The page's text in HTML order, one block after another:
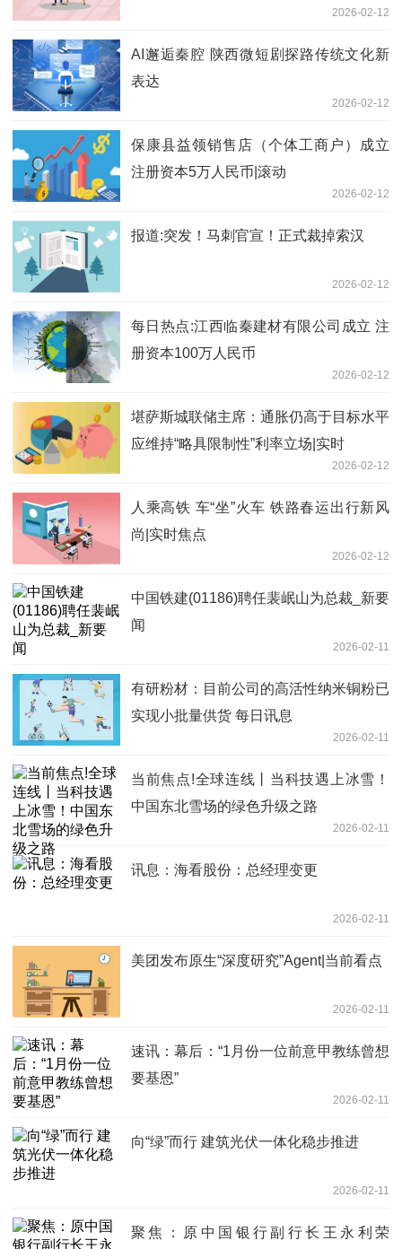
2026-02-12
AI邂逅秦腔 陕西微短剧探路传统文化新
表达
2026-02-12
保康县益领销售店（个体工商户）成立
注册资本5万人民币|滚动
2026-02-12
报道:突发！马刺官宣！正式裁掉索汉
2026-02-12
每日热点:江西临秦建材有限公司成立 注
册资本100万人民币
2026-02-12
堪萨斯城联储主席：通胀仍高于目标水平
应维持“略具限制性”利率立场|实时
2026-02-12
人乘高铁 车“坐”火车 铁路春运出行新风
尚|实时焦点
2026-02-12
中国铁建(01186)聘任裴岷山为总裁_新要
闻
2026-02-11
有研粉材：目前公司的高活性纳米铜粉已
实现小批量供货 每日讯息
2026-02-11
当前焦点!全球连线丨当科技遇上冰雪！
中国东北雪场的绿色升级之路
2026-02-11
讯息：海看股份：总经理变更
2026-02-11
美团发布原生“深度研究”Agent|当前看点
2026-02-11
速讯：幕后：“1月份一位前意甲教练曾想
要基恩”
2026-02-11
向“绿”而行 建筑光伏一体化稳步推进
2026-02-11
聚焦：原中国银行副行长王永利荣